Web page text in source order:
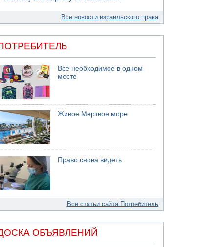
Все новости израильского права
Все необходимое в одном
месте
Живое Мертвое море
Право снова видеть
Все статьи сайта Потребитель
ОБЪЯВЛЕНИЙ